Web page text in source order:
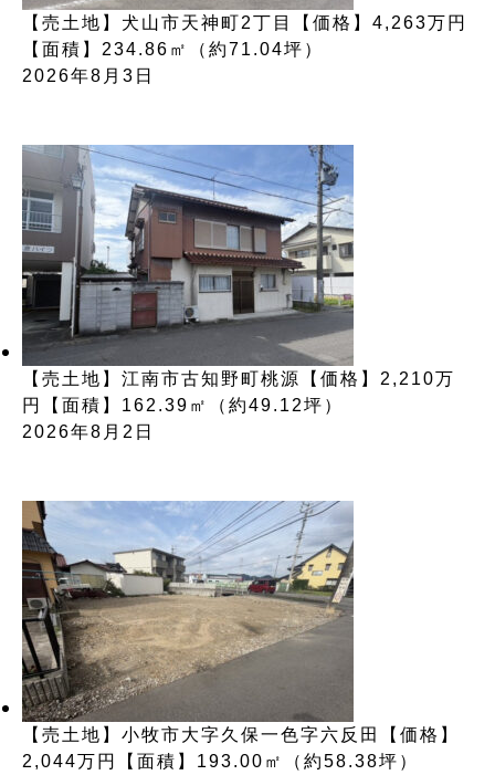
【売土地】犬山市天神町2丁目【価格】4,263万円
【面積】234.86㎡（約71.04坪）
2026年8月3日
【売土地】江南市古知野町桃源【価格】2,210万
円【面積】162.39㎡（約49.12坪）
2026年8月2日
【売土地】小牧市大字久保一色字六反田【価格】
2,044万円【面積】193.00㎡（約58.38坪）